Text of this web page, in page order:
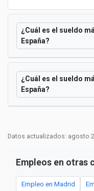
¿Cuál es el sueldo
España?
¿Cuál es el sueldo
España?
Datos actualizados: agosto
Empleos en otras
Empleo en Madrid